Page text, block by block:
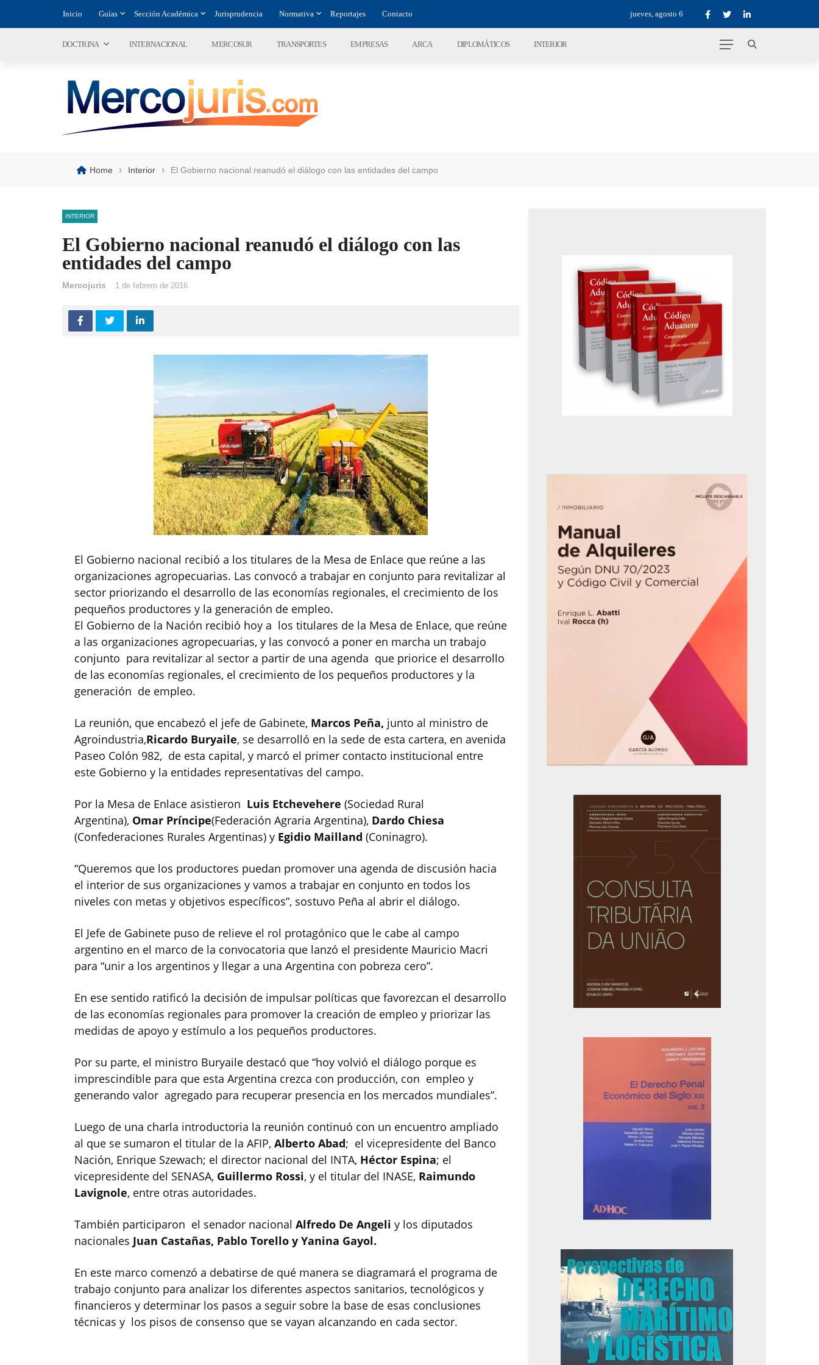
Inicio Guías Sección Académica Jurisprudencia Normativa Reportajes Contacto jueves, agosto 6
DOCTRINA INTERNACIONAL MERCOSUR TRANSPORTES EMPRESAS ARCA DIPLOMÁTICOS INTERIOR
Home › Interior › El Gobierno nacional reanudó el diálogo con las entidades del campo
INTERIOR
El Gobierno nacional reanudó el diálogo con las
entidades del campo
Mercojuris 1 de febrero de 2016
El Gobierno nacional recibió a los titulares de la Mesa de Enlace que reúne a las
organizaciones agropecuarias. Las convocó a trabajar en conjunto para revitalizar al
sector priorizando el desarrollo de las economías regionales, el crecimiento de los
pequeños productores y la generación de empleo.
El Gobierno de la Nación recibió hoy a los titulares de la Mesa de Enlace, que reúne
a las organizaciones agropecuarias, y las convocó a poner en marcha un trabajo
conjunto para revitalizar al sector a partir de una agenda que priorice el desarrollo
de las economías regionales, el crecimiento de los pequeños productores y la
generación de empleo.
La reunión, que encabezó el jefe de Gabinete, Marcos Peña, junto al ministro de
Agroindustria,Ricardo Buryaile, se desarrolló en la sede de esta cartera, en avenida
Paseo Colón 982, de esta capital, y marcó el primer contacto institucional entre
este Gobierno y la entidades representativas del campo.
Por la Mesa de Enlace asistieron Luis Etchevehere (Sociedad Rural
Argentina), Omar Príncipe(Federación Agraria Argentina), Dardo Chiesa
(Confederaciones Rurales Argentinas) y Egidio Mailland (Coninagro).
“Queremos que los productores puedan promover una agenda de discusión hacia
el interior de sus organizaciones y vamos a trabajar en conjunto en todos los
niveles con metas y objetivos específicos”, sostuvo Peña al abrir el diálogo.
El Jefe de Gabinete puso de relieve el rol protagónico que le cabe al campo
argentino en el marco de la convocatoria que lanzó el presidente Mauricio Macri
para “unir a los argentinos y llegar a una Argentina con pobreza cero”.
En ese sentido ratificó la decisión de impulsar políticas que favorezcan el desarrollo
de las economías regionales para promover la creación de empleo y priorizar las
medidas de apoyo y estímulo a los pequeños productores.
Por su parte, el ministro Buryaile destacó que “hoy volvió el diálogo porque es
imprescindible para que esta Argentina crezca con producción, con empleo y
generando valor agregado para recuperar presencia en los mercados mundiales”.
Luego de una charla introductoria la reunión continuó con un encuentro ampliado
al que se sumaron el titular de la AFIP, Alberto Abad; el vicepresidente del Banco
Nación, Enrique Szewach; el director nacional del INTA, Héctor Espina; el
vicepresidente del SENASA, Guillermo Rossi, y el titular del INASE, Raimundo
Lavignole, entre otras autoridades.
También participaron el senador nacional Alfredo De Angeli y los diputados
nacionales Juan Castañas, Pablo Torello y Yanina Gayol.
En este marco comenzó a debatirse de qué manera se diagramará el programa de
trabajo conjunto para analizar los diferentes aspectos sanitarios, tecnológicos y
financieros y determinar los pasos a seguir sobre la base de esas conclusiones
técnicas y los pisos de consenso que se vayan alcanzando en cada sector.